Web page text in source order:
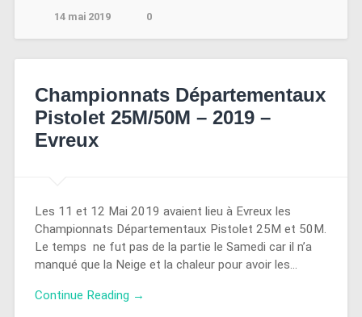
14 mai 2019 0
Championnats Départementaux
Pistolet 25M/50M – 2019 –
Evreux
Les 11 et 12 Mai 2019 avaient lieu à Evreux les
Championnats Départementaux Pistolet 25M et 50M.
Le temps ne fut pas de la partie le Samedi car il n’a
manqué que la Neige et la chaleur pour avoir les…
Continue Reading →